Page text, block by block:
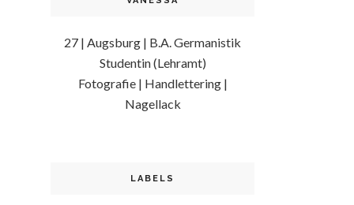
27 | Augsburg | B.A. Germanistik
Studentin (Lehramt)
Fotografie | Handlettering |
Nagellack
LABELS